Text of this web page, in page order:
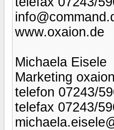
www.oxaion.de
Michaela Eisele
Marketing oxaion
telefon 07243/
telefax 07243/